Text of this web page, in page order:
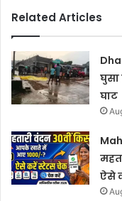
Related Articles
घुसा
घाट
ऐसे